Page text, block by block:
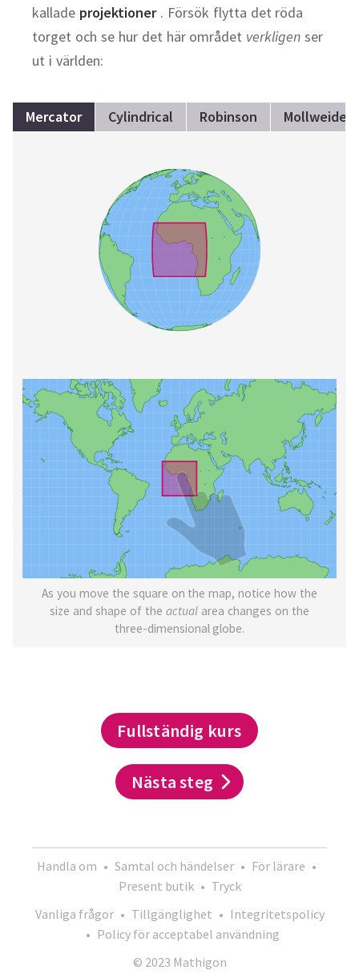
kallade projektioner. Försök flytta det röda
torget och se hur det här området verkligen ser
ut i världen:
Mercator Cylindrical Robinson Mollweide
As you move the square on the map, notice how the
size and shape of the actualarea changes on the
three-dimensional globe.
Fullständig kurs
Nästa steg
Handla om • Samtal och händelser • För lärare •
Present butik • Tryck
Vanliga frågor • Tillgänglighet • Integritetspolicy
• Policy för acceptabel användning
© 2023 Mathigon